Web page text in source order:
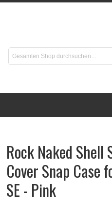
Rock Naked Shell
Cover Snap Case
SE - Pink